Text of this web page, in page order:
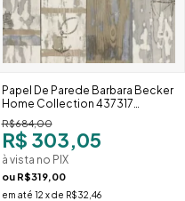
Papel De Parede Barbara Becker
Home Collection 437317
Patchwork Rústico Madeira Azul
e Marrom
R$684,00
R$ 303,05
à vista no PIX
ou R$319,00
em até 12 x de R$32,46